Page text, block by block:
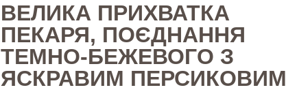
ВЕЛИКА ПРИХВАТКА
ПЕКАРЯ, ПОЄДНАННЯ
ТЕМНО-БЕЖЕВОГО З
ЯСКРАВИМ ПЕРСИКОВИМ